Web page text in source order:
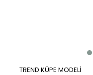
TREND KÜPE MODELİ